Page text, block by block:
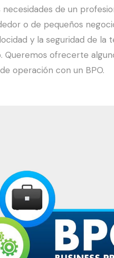
necesidades de un
o de pequeños
y la seguridad de la
Queremos ofrecerte
operación con un BPO.